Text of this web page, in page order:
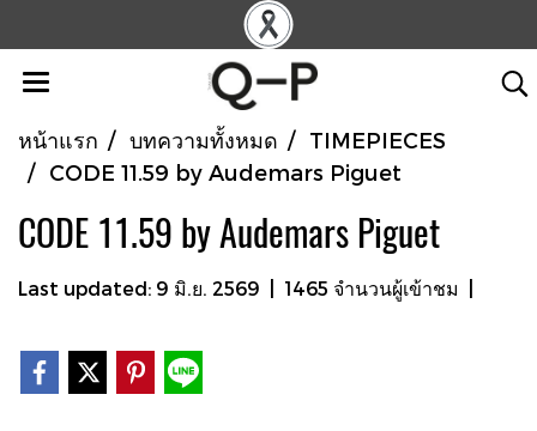
หน้าแรก บทความทั้งหมด
TIMEPIECES
CODE 11.59 by Audemars Piguet
CODE 11.59 by Audemars Piguet
Last updated: 9 มิ.ย. 2569 1465 จำนวนผู้เข้าชม